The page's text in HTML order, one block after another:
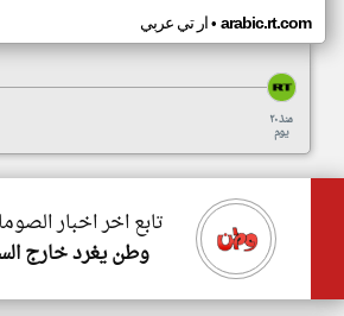
ار تي عربي• arabic.rt.com
منذ ٢٠
يوم
تابع اخر اخبار
وطن يغرد خارج